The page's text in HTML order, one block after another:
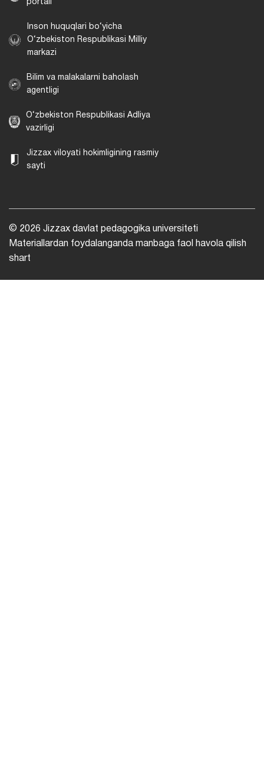
portali
Inson huquqlari bo‘yicha
O‘zbekiston Respublikasi Milliy
markazi
Bilim va malakalarni baholash
agentligi
O‘zbekiston Respublikasi Adliya
vazirligi
Jizzax viloyati hokimligining rasmiy
sayti
© 2026 Jizzax davlat pedagogika universiteti
Materiallardan foydalanganda manbaga faol havola qilish
shart